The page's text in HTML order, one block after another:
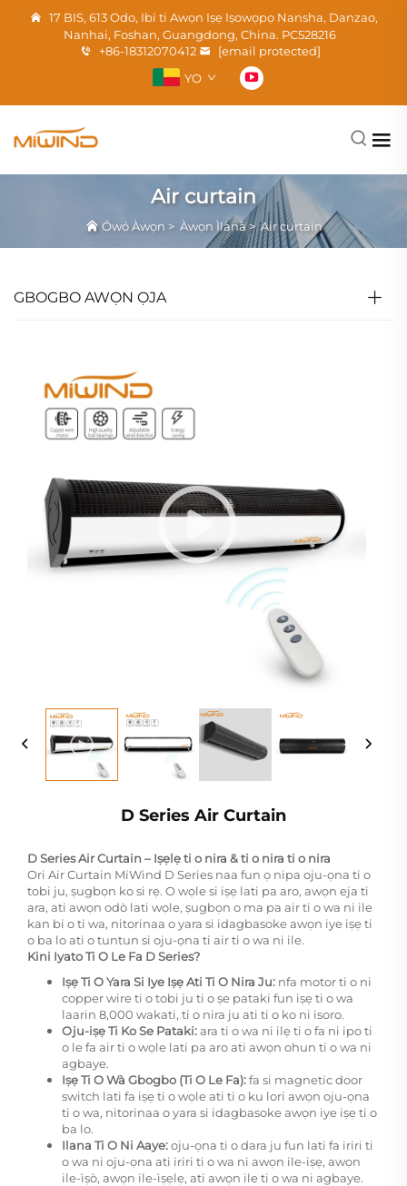
17 BIS, 613 Odo, Ibi ti Awọn Iṣẹ Iṣowọpọ Nansha, Danzao,
Nanhai, Foshan, Guangdong, China. PC528216
+86-18312070412
[email protected]
YO
Air curtain
Ówó Àwọn > Àwọn Ìlànà>Air curtain
GBOGBO AWỌN ỌJA
D Series Air Curtain
D Series Air Curtain – Iṣẹlẹ ti o nira & ti o nira ti o nira
Ori Air Curtain MiWind D Series naa fun ọ nipa oju-ọna ti o
tobi ju, ṣugbọn ko si rẹ. O wọle si iṣẹ lati pa aro, awọn eja ti
ara, ati awọn odò lati wọle, ṣugbọn o ma pa air ti o wa ni ile
kan bi o ti wa, nitorinaa o yara si idagbasoke awọn iye iṣẹ ti
o ba lo ati o tuntun si oju-ọna ti air ti o wa ni ile.
Kini Iyato Ti O Le Fa D Series?
Iṣẹ Ti O Yara Si Iye Iṣẹ Ati Ti O Nira Ju: nfa motor ti o ni
copper wire ti o tobi ju ti o ṣe pataki fun iṣẹ ti o wa
laarin 8,000 wakati, ti o nira ju ati ti o ko ni isoro.
Oju-iṣẹ Ti Ko Se Pataki:ara ti o wa ni ilẹ ti o fa ni ipo ti
o le fa air ti o wọle lati pa aro ati awọn ohun ti o wa ni
agbaye.
Iṣẹ Ti O Wà Gbogbo (Ti O Le Fa):fa si magnetic door
switch lati fa iṣẹ ti o wọle ati ti o ku lori awọn oju-ọna
ti o wa, nitorinaa o yara si idagbasoke awọn iye iṣẹ ti o
ba lo.
Ilana Ti O Ni Aaye:oju-ọna ti o dara ju fun lati fa iriri ti
o wa ni oju-ọna ati iriri ti o wa ni awọn ile-iṣẹ, awọn
ile-ìṣò, awọn ile-ìṣẹlẹ, ati awọn ile ti o wa ni agbaye.